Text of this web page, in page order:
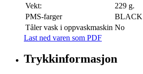
Vekt:
229 g.
PMS-farger
BLACK
Tåler vask i oppvaskmaskin No
Last ned varen som PDF
Trykkinformasjon